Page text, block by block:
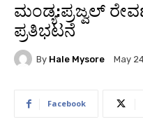
ಮಂಡ್ಯ:ಪ್ರಜ್ವಲ್
ಪ್ರತಿಭಟನೆ
By Hale Mysore May
Facebook